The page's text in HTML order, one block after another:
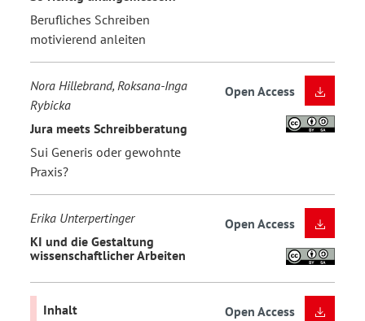
Berufliches Schreiben
motivierend anleiten
Nora Hillebrand, Roksana-Inga
Rybicka
Jura meets Schreibberatung
Sui Generis oder gewohnte
Praxis?
Open Access
Erika Unterpertinger
KI und die Gestaltung
wissenschaftlicher Arbeiten
Open Access
Inhalt
Open Access